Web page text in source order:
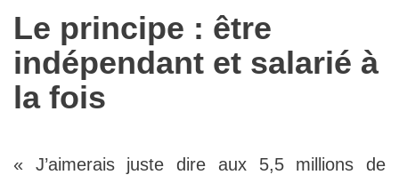
Le principe : être
indépendant et salarié à
la fois
« J’aimerais juste dire aux 5,5 millions de